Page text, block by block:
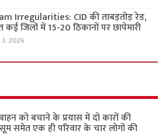
Irregularities: CID की ताबड़तोड़ रेड,
कई जिलों में 15-20 ठिकानों पर छापेमारी
2026
को बचाने के प्रयास में दो कारों की
समेत एक ही परिवार के चार लोगों की